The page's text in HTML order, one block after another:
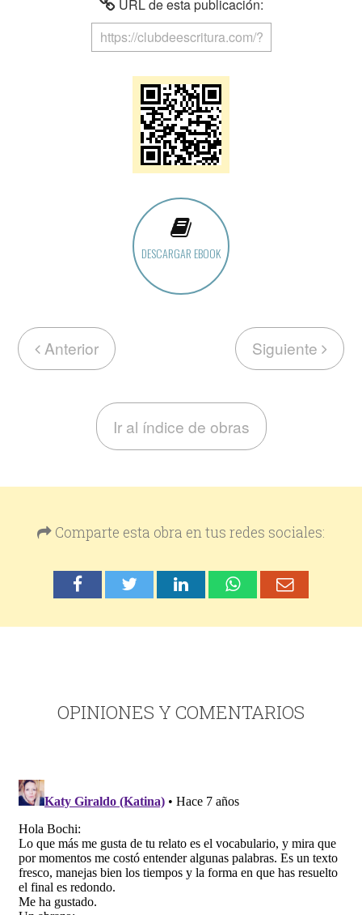
URL de esta publicación:
DESCARGAR EBOOK
Anterior Siguiente
Ir al índice de obras
Comparte esta obra en tus redes sociales:
OPINIONES Y COMENTARIOS